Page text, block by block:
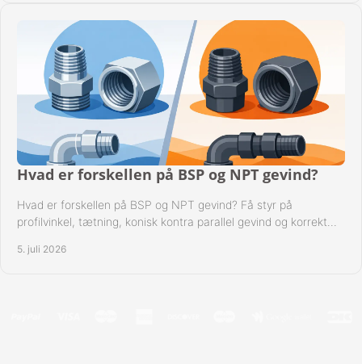
Hvad er forskellen på BSP og NPT gevind?
Hvad er forskellen på BSP og NPT gevind? Få styr på
profilvinkel, tætning, konisk kontra parallel gevind og korrekt
5. juli 2026